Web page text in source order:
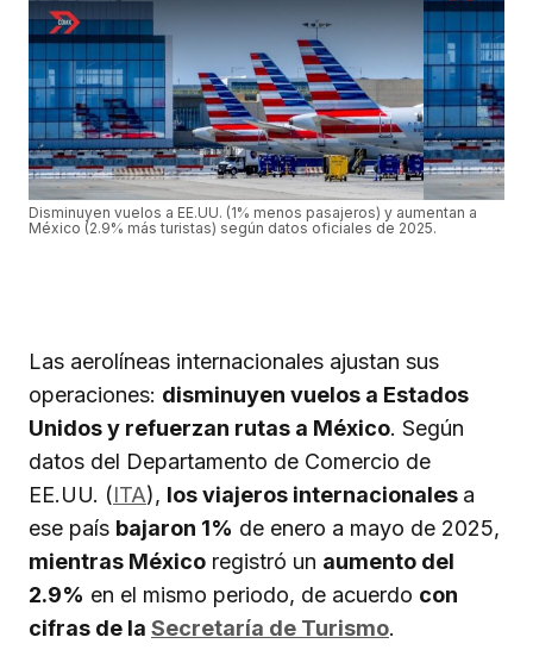
Disminuyen vuelos a EE.UU. (1% menos pasajeros) y aumentan a
México (2.9% más turistas) según datos oficiales de 2025.
Las aerolíneas internacionales ajustan sus
operaciones: disminuyen vuelos a Estados
Unidos y refuerzan rutas a México. Según
datos del Departamento de Comercio de
EE.UU. (ITA), los viajeros internacionales a
ese país bajaron 1% de enero a mayo de 2025,
mientras México registró un aumento del
2.9% en el mismo periodo, de acuerdo con
cifras de la Secretaría de Turismo.